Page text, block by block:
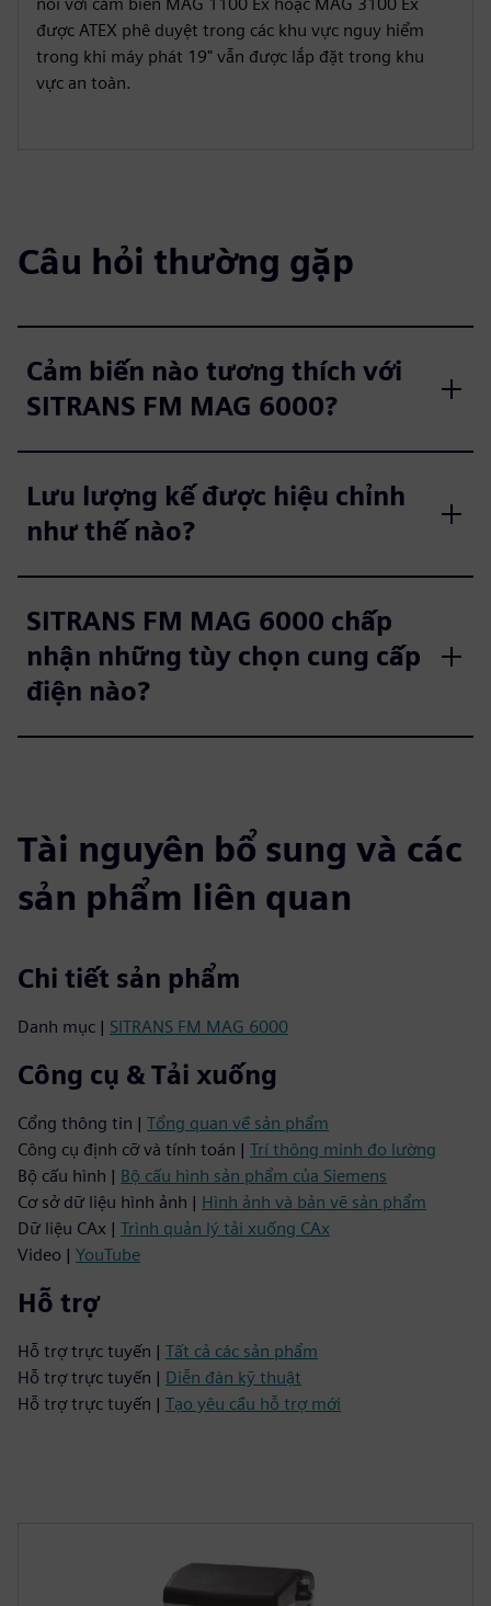
được ATEX phê duyệt trong các khu vực nguy hiểm
trong khi máy phát 19" vẫn được lắp đặt trong khu
vực an toàn.
Câu hỏi thường gặp
Cảm biến nào tương thích với
SITRANS FM MAG 6000?
Lưu lượng kế được hiệu chỉnh
như thế nào?
SITRANS FM MAG 6000 chấp
nhận những tùy chọn cung cấp
điện nào?
Tài nguyên bổ sung và các
sản phẩm liên quan
Chi tiết sản phẩm
Danh mục | SITRANS FM MAG 6000
Công cụ & Tải xuống
Cổng thông tin | Tổng quan về sản phẩm
Công cụ định cỡ và tính toán | Trí thông minh đo lường
Bộ cấu hình | Bộ cấu hình sản phẩm của Siemens
Cơ sở dữ liệu hình ảnh | Hình ảnh và bản vẽ sản phẩm
Dữ liệu CAx | Trình quản lý tải xuống CAx
Video | YouTube
Hỗ trợ
Hỗ trợ trực tuyến | Tất cả các sản phẩm
Hỗ trợ trực tuyến | Diễn đàn kỹ thuật
Hỗ trợ trực tuyến | Tạo yêu cầu hỗ trợ mới